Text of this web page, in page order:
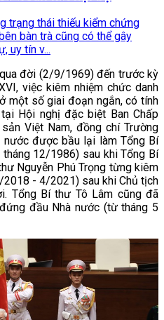
trạng thái thiếu kiểm chứng
bàn trà cũng có thể gây
uy tín v...
đời (2/9/1969) đến trước kỳ
việc kiêm nhiệm chức danh
một số giai đoạn ngắn, có tính
Hội nghị đặc biệt Ban Chấp
Việt Nam, đồng chí Trường
nước được bầu lại làm Tổng Bí
12/1986) sau khi Tổng Bí
Nguyễn Phú Trọng từng kiêm
- 4/2021) sau khi Chủ tịch
Tổng Bí thư Tô Lâm cũng đã
đầu Nhà nước (từ tháng 5